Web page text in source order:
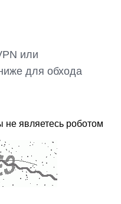
или
для обхода
не являетесь роботом